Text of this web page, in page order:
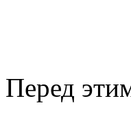
Перед